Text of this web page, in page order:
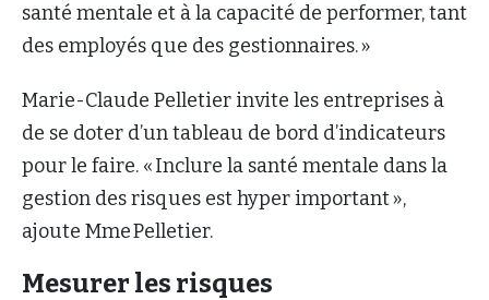
santé mentale et à la capacité de performer, tant
des employés que des gestionnaires. »
Marie-Claude Pelletier invite les entreprises à
de se doter d’un tableau de bord d’indicateurs
pour le faire. « Inclure la santé mentale dans la
gestion des risques est hyper important »,
ajoute Mme Pelletier.
Mesurer les risques